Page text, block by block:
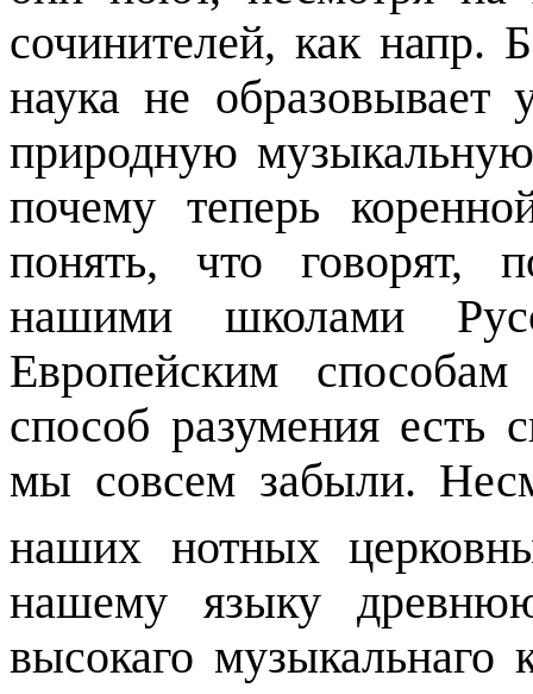
сочинителей, как напр.
наука не образовывает
природную
почему теперь
понять, что говорят,
нашими школами
Европейским
способ разумения есть
мы совсем забыли.
наших нотных
нашему языку
высокаго музыкальнаго